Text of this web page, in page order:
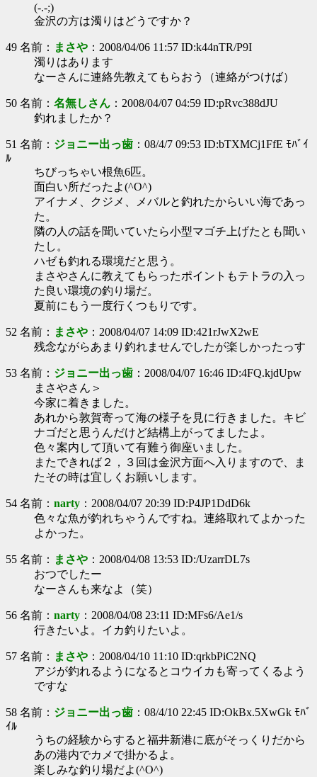
(-.-;)
金沢の方は濁りはどうですか？
49 名前： まさや ：2008/04/06 11:57 ID:k44nTR/P9I
濁りはあります
なーさんに連絡先教えてもらおう（連絡がつけば）
50 名前： 名無しさん ：2008/04/07 04:59 ID:pRvc388dJU
釣れましたか？
51 名前： ジョニー出っ歯 ：08/4/7 09:53 ID:bTXMCj1FfE ﾓﾊﾞｲ
ﾙ
ちびっちゃい根魚6匹。
面白い所だったよ(^O^)
アイナメ、クジメ、メバルと釣れたからいい海であっ
た。
隣の人の話を聞いていたら小型マゴチ上げたとも聞い
たし。
ハゼも釣れる環境だと思う。
まさやさんに教えてもらったポイントもテトラの入っ
た良い環境の釣り場だ。
夏前にもう一度行くつもりです。
52 名前： まさや ：2008/04/07 14:09 ID:421rJwX2wE
残念ながらあまり釣れませんでしたが楽しかったっす
53 名前： ジョニー出っ歯 ：2008/04/07 16:46 ID:4FQ.kjdUpw
まさやさん＞
今家に着きました。
あれから敦賀寄って海の様子を見に行きました。キビ
ナゴだと思うんだけど結構上がってましたよ。
色々案内して頂いて有難う御座いました。
またできれば２，３回は金沢方面へ入りますので、ま
たその時は宜しくお願いします。
54 名前： narty ：2008/04/07 20:39 ID:P4JP1DdD6k
色々な魚が釣れちゃうんですね。連絡取れてよかった
よかった。
55 名前： まさや ：2008/04/08 13:53 ID:/UzarrDL7s
おつでしたー
なーさんも来なよ（笑）
56 名前： narty ：2008/04/08 23:11 ID:MFs6/Ae1/s
行きたいよ。イカ釣りたいよ。
57 名前： まさや ：2008/04/10 11:10 ID:qrkbPiC2NQ
アジが釣れるようになるとコウイカも寄ってくるよう
ですな
58 名前： ジョニー出っ歯 ：08/4/10 22:45 ID:OkBx.5XwGk ﾓﾊﾞ
ｲﾙ
うちの経験からすると福井新港に底がそっくりだから
あの港内でカメで掛かるよ。
楽しみな釣り場だよ(^O^)